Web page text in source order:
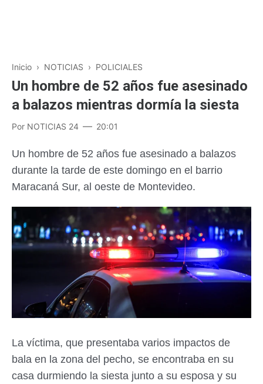
Inicio › NOTICIAS › POLICIALES
Un hombre de 52 años fue asesinado
a balazos mientras dormía la siesta
Por NOTICIAS 24 20:01
Un hombre de 52 años fue asesinado a balazos
durante la tarde de este domingo en el barrio
Maracaná Sur, al oeste de Montevideo.
La víctima, que presentaba varios impactos de
bala en la zona del pecho, se encontraba en su
casa durmiendo la siesta junto a su esposa y su